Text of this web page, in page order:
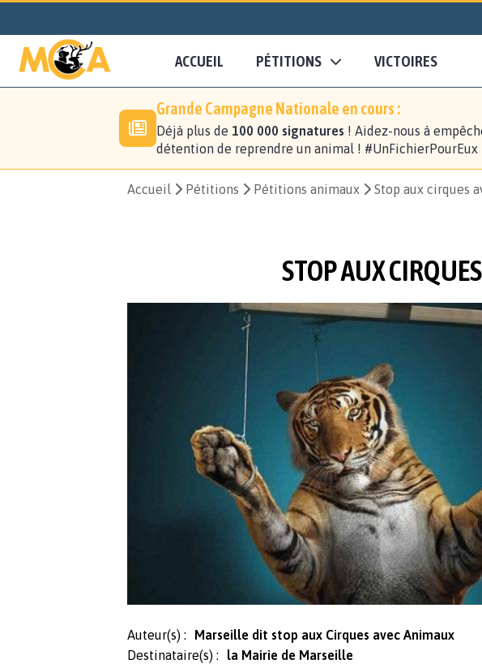
ACCUEIL PÉTITIONS VICTOIRES
Grande Campagne Nationale en cours :
Déjà plus de 100 000 signatures ! Aidez-nous à
détention de reprendre un animal ! #UnFichierPourEux
Accueil Pétitions Pétitions animaux Stop aux cirques
STOP AUX
Auteur(s) :
Marseille dit stop aux Cirques avec Animaux
Destinataire(s) :
la Mairie de Marseille